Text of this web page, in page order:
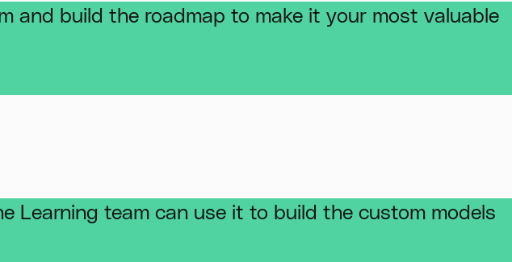
and build the roadmap to make it your most valuable
Learning team can use it to build the custom models